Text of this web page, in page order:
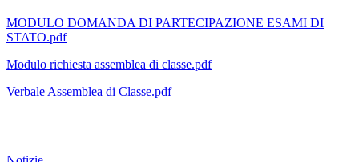
MODULO DOMANDA DI PARTECIPAZIONE ESAMI DI
STATO.pdf
Modulo richiesta assemblea di classe.pdf
Verbale Assemblea di Classe.pdf